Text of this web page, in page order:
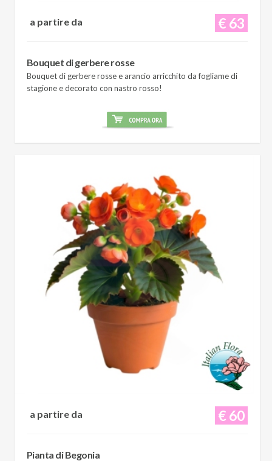
€ 63
a partire da
Bouquet di gerbere rosse
Bouquet di gerbere rosse e arancio arricchito da fogliame di
stagione e decorato con nastro rosso!
€ 60
a partire da
Pianta di Begonia